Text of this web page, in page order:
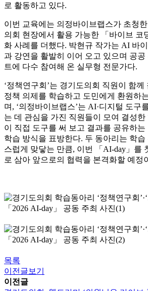
로 활동하고 있다.
이번 교육에는 의정바이브랩스가 초청
의회 현장에서 활용 가능한 「바이브 코
화 사례를 더했다. 박현규 작가는 AI 바
과 강연을 활발히 이어 오고 있으며 공
트에 다수 참여해 온 실무형 전문가다.
‘정책연구회’는 경기도의회 직원이 함께
정책 의제를 학습하고 도민에게 환원하
며, ‘의정바이브랩스’는 AI·디지털 도구
는 데 관심을 가진 직원들이 모여 결성한
이 직접 도구를 써 보고 결과를 공유하는
학습 방식을 표방한다. 두 동아리는 학습
스럽게 맞닿는 만큼, 이번 「AI-day」를
로 삼아 앞으로의 협력을 본격화할 예정
목록
이전글보기
이전글